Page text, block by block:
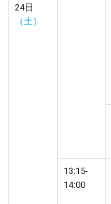
24日
（土）
13:15-
14:00